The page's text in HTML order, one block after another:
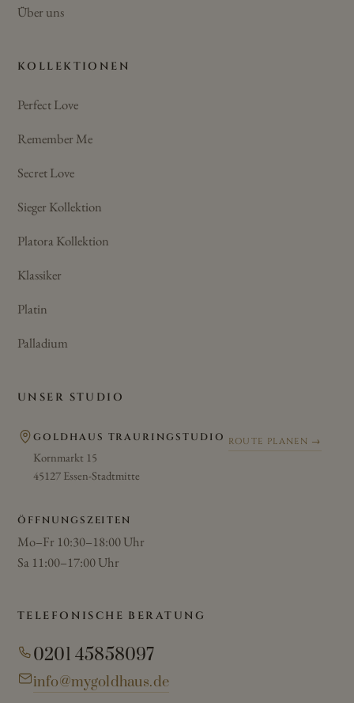
Über uns
KOLLEKTIONEN
Perfect Love
Remember Me
Secret Love
Sieger Kollektion
Platora Kollektion
Klassiker
Platin
Palladium
UNSER STUDIO
GOLDHAUS TRAURINGSTUDIO
Kornmarkt 15
45127 Essen-Stadtmitte
ROUTE PLANEN →
ÖFFNUNGSZEITEN
Mo–Fr 10:30–18:00 Uhr
Sa 11:00–17:00 Uhr
TELEFONISCHE BERATUNG
0201 45858097
info@mygoldhaus.de